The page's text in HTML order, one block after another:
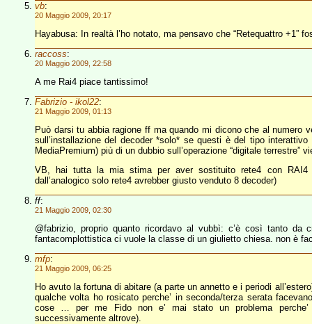
vb:
20 Maggio 2009, 20:17
Hayabusa: In realtà l’ho notato, ma pensavo che “Retequattro +1”
raccoss:
20 Maggio 2009, 22:58
A me Rai4 piace tantissimo!
Fabrizio - ikol22:
21 Maggio 2009, 01:13
Può darsi tu abbia ragione ff ma quando mi dicono che al numero
sull’installazione del decoder *solo* se questi è del tipo
MediaPremium) più di un dubbio sull’operazione “digitale terrestre”
VB, hai tutta la mia stima per aver sostituito rete4 con RAI4
dall’analogico solo rete4 avrebber giusto venduto 8 decoder)
ff:
21 Maggio 2009, 02:30
@fabrizio, proprio quanto ricordavo al vubbì: c’è così tanto da
fantacomplottistica ci vuole la classe di un giulietto chiesa. non è
mfp:
21 Maggio 2009, 06:25
Ho avuto la fortuna di abitare (a parte un annetto e i periodi
qualche volta ho rosicato perche’ in seconda/terza serata
cose … per me Fido non e’ mai stato un problema
successivamente altrove).